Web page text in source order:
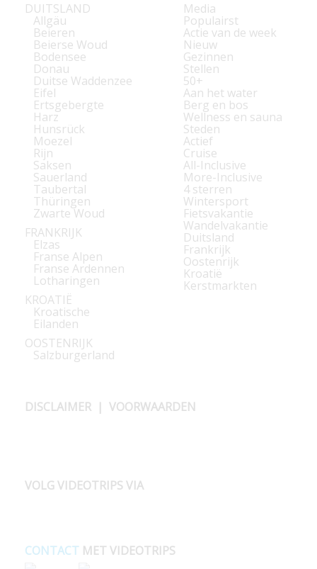
DUITSLAND
Allgäu
Beieren
Beierse Woud
Bodensee
Donau
Duitse Waddenzee
Eifel
Ertsgebergte
Harz
Hunsrück
Moezel
Rijn
Saksen
Sauerland
Taubertal
Thüringen
Zwarte Woud
FRANKRIJK
Elzas
Franse Alpen
Franse Ardennen
Lotharingen
KROATIË
Kroatische
Eilanden
OOSTENRIJK
Salzburgerland
Media
Populairst
Actie van de week
Nieuw
Gezinnen
Stellen
50+
Aan het water
Berg en bos
Wellness en sauna
Steden
Actief
Cruise
All-Inclusive
More-Inclusive
4 sterren
Wintersport
Fietsvakantie
Wandelvakantie
Duitsland
Frankrijk
Oostenrijk
Kroatië
Kerstmarkten
DISCLAIMER | VOORWAARDEN
VOLG VIDEOTRIPS VIA
CONTACT MET VIDEOTRIPS